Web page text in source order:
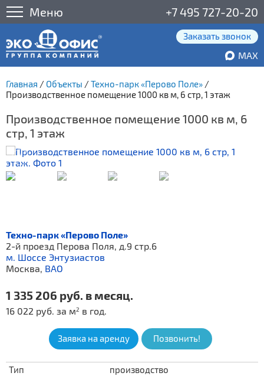
Меню +7 495 727-20-20
Заказать звонок
MAX
Главная / Объекты /Техно-парк «Перово Поле» /
Производственное помещение 1000 кв м, 6 стр, 1 этаж
Производственное помещение 1000 кв м, 6
стр, 1 этаж
Техно-парк «Перово Поле»
2-й проезд Перова Поля, д.9 стр.6
м. Шоссе Энтузиастов
Москва, ВАО
1 335 206 руб. в месяц.
16 022 руб. за м2 в год.
Заявка на аренду Позвонить!
Тип
производство